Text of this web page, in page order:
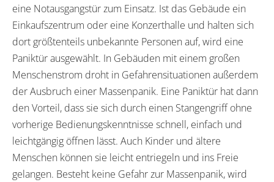
eine Notausgangstür zum Einsatz. Ist das Gebäude ein
Einkaufszentrum oder eine Konzerthalle und halten sich
dort größtenteils unbekannte Personen auf, wird eine
Paniktür ausgewählt. In Gebäuden mit einem großen
Menschenstrom droht in Gefahrensituationen außerdem
der Ausbruch einer Massenpanik. Eine Paniktür hat dann
den Vorteil, dass sie sich durch einen Stangengriff ohne
vorherige Bedienungskenntnisse schnell, einfach und
leichtgängig öffnen lässt. Auch Kinder und ältere
Menschen können sie leicht entriegeln und ins Freie
gelangen. Besteht keine Gefahr zur Massenpanik, wird